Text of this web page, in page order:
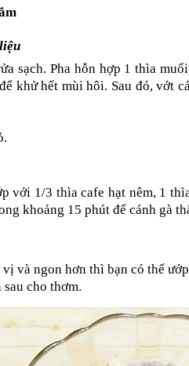
sạch. Pha hỗn hợp 1 thìa
khử hết mùi hôi. Sau đó, vớt
với 1/3 thìa cafe hạt nêm, 1
khoảng 15 phút để cánh gà
và ngon hơn thì bạn có thể
cho thơm.